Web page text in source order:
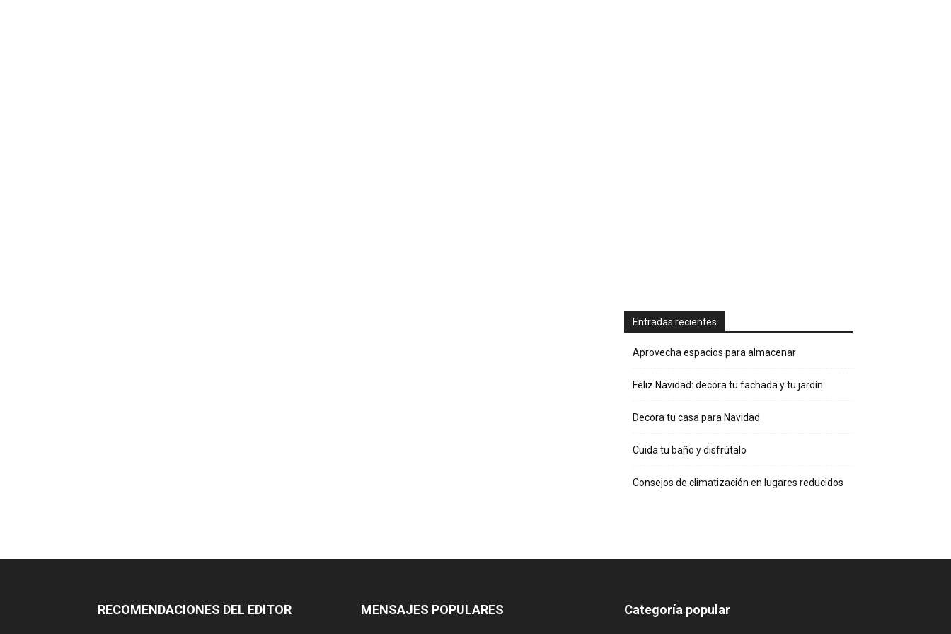
Entradas recientes
Aprovecha espacios para almacenar
Feliz Navidad: decora tu fachada y tu jardín
Decora tu casa para Navidad
Cuida tu baño y disfrútalo
Consejos de climatización en lugares reducidos
RECOMENDACIONES DEL EDITOR MENSAJES POPULARES Categoría popular